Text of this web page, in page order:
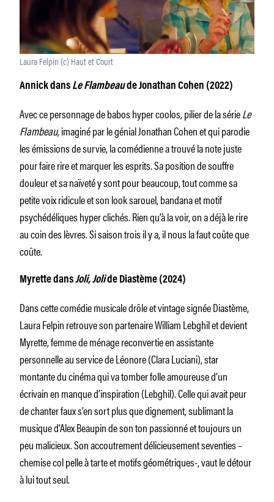
Laura Felpin (c) Haut et Court
Annick dans Le Flambeaude Jonathan Cohen (2022)
Avec ce personnage de babos hyper coolos, pilier de la sérieLe
Flambeau,imaginé par le génial Jonathan Cohen et qui parodie
les émissions de survie, la comédienne a trouvé la note juste
pour faire rire et marquer les esprits. Sa position de souffre
douleur et sa naïveté y sont pour beaucoup, tout comme sa
petite voix ridicule et son look sarouel, bandana et motif
psychédéliques hyper clichés. Rien qu’à la voir, on a déjà le rire
au coin des lèvres. Si saison trois il y a, il nous la faut coûte que
coûte.
Myrette dansJoli, Jolide Diastème (2024)
Dans cette comédie musicale drôle et vintage signée Diastème,
Laura Felpin retrouve son partenaire William Lebghil et devient
Myrette, femme de ménage reconvertie en assistante
personnelle au service de Léonore (Clara Luciani), star
montante du cinéma qui va tomber folle amoureuse d’un
écrivain en manque d’inspiration (Lebghil). Celle qui avait peur
de chanter faux s’en sort plus que dignement, sublimant la
musique d’Alex Beaupin de son ton passionné et toujours un
peu malicieux. Son accoutrement délicieusement seventies –
chemise col pelle à tarte et motifs géométriques-, vaut le détour
à lui tout seul.